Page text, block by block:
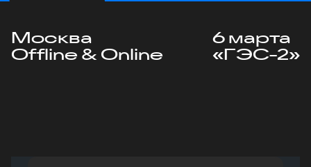
Москва
Offline & Online
6 марта
«ГЭС-2»